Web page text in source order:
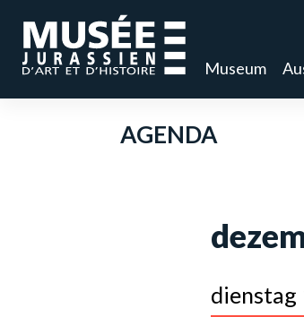
Museum
AGENDA
dienstag